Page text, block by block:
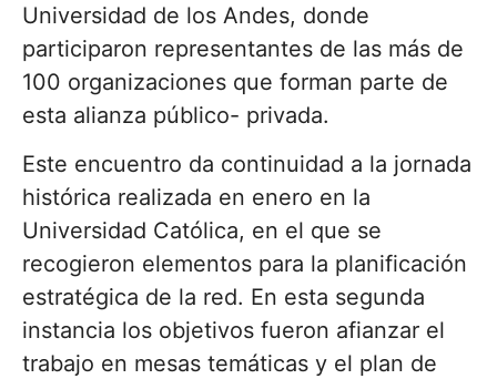
Universidad de los Andes, donde
participaron representantes de las más de
100 organizaciones que forman parte de
esta alianza público- privada.
Este encuentro da continuidad a la jornada
histórica realizada en enero en la
Universidad Católica, en el que se
recogieron elementos para la planificación
estratégica de la red. En esta segunda
instancia los objetivos fueron afianzar el
trabajo en mesas temáticas y el plan de